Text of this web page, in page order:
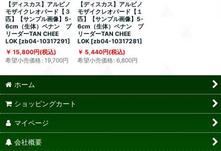
【ディスカス】アルビノ
モザイクレオパード【３
匹】【サンプル画像】5-
6cm（生体）ペナン ブ
リーダーTAN CHEE
LOK [zb04-10317291]
15,800円(税込)
希望小売価格: 19,700円
【ディスカス】アルビノ
モザイクレオパード【１
匹】【サンプル画像】5-
6cm（生体）ペナン ブ
リーダーTAN CHEE
LOK [zb04-10317281]
5,440円(税込)
希望小売価格: 6,800円
ホーム
ショッピングカート
マイページ
会社概要